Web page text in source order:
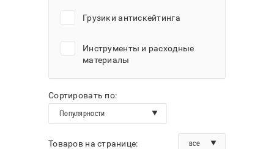
Грузики антискейтинга
Инструменты и расходные
материалы
Сортировать по:
Популярности
Товаров на странице: все